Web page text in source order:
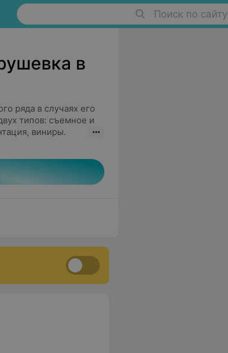
Поиск по сайту
в
ряда в случаях его
типов: съемное и
виниры.
- стоматолог-
и